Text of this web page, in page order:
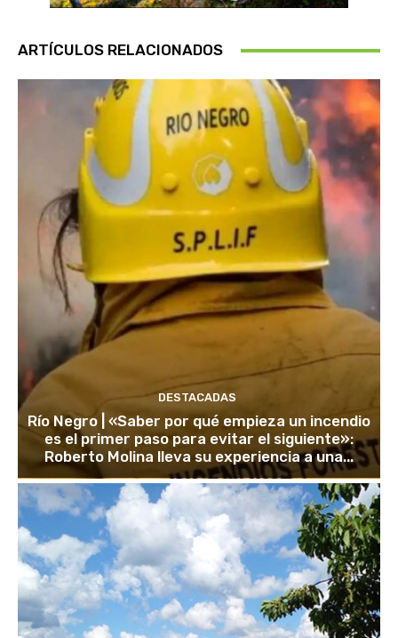
ARTÍCULOS RELACIONADOS
DESTACADAS
Río Negro | «Saber por qué empieza un incendio
es el primer paso para evitar el siguiente»:
Roberto Molina lleva su experiencia a una...